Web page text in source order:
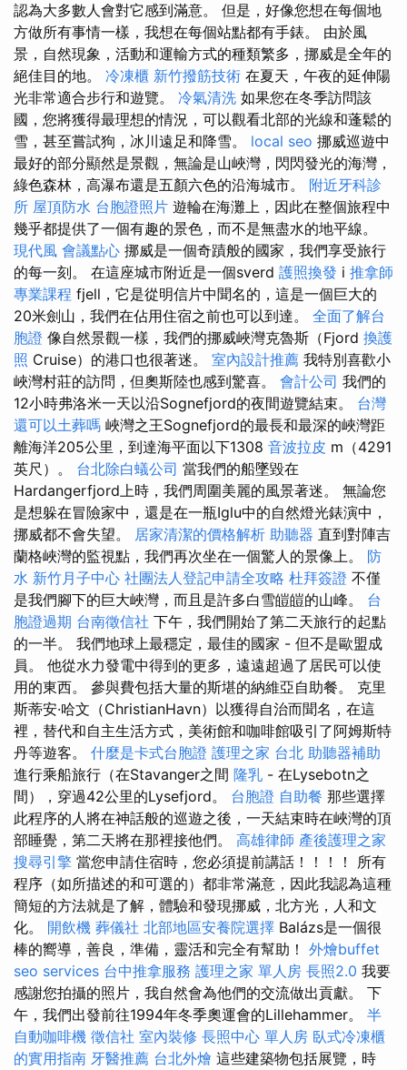
認為大多數人會對它感到滿意。 但是，好像您想在每個地
方做所有事情一樣，我想在每個站點都有手錶。 由於風
景，自然現象，活動和運輸方式的種類繁多，挪威是全年的
絕佳目的地。 冷凍櫃 新竹撥筋技術 在夏天，午夜的延伸陽
光非常適合步行和遊覽。 冷氣清洗 如果您在冬季訪問該
國，您將獲得最理想的情況，可以觀看北部的光線和蓬鬆的
雪，甚至嘗試狗，冰川遠足和降雪。 local seo 挪威巡遊中
最好的部分顯然是景觀，無論是山峽灣，閃閃發光的海灣，
綠色森林，高瀑布還是五顏六色的沿海城市。 附近牙科診
所 屋頂防水 台胞證照片 遊輪在海灘上，因此在整個旅程中
幾乎都提供了一個有趣的景色，而不是無盡水的地平線。
現代風 會議點心 挪威是一個奇蹟般的國家，我們享受旅行
的每一刻。 在這座城市附近是一個sverd 護照換發 i 推拿師
專業課程 fjell，它是從明信片中聞名的，這是一個巨大的
20米劍山，我們在佔用住宿之前也可以到達。 全面了解台
胞證 像自然景觀一樣，我們的挪威峽灣克魯斯（Fjord 換護
照 Cruise）的港口也很著迷。 室內設計推薦 我特別喜歡小
峽灣村莊的訪問，但奧斯陸也感到驚喜。 會計公司 我們的
12小時弗洛米一天以沿Sognefjord的夜間遊覽結束。 台灣
還可以土葬嗎 峽灣之王Sognefjord的最長和最深的峽灣距
離海洋205公里，到達海平面以下1308 音波拉皮 m（4291
英尺）。 台北除白蟻公司 當我們的船墜毀在
Hardangerfjord上時，我們周圍美麗的風景著迷。 無論您
是想躲在冒險家中，還是在一瓶Iglu中的自然燈光錶演中，
挪威都不會失望。 居家清潔的價格解析 助聽器 直到對陣吉
蘭格峽灣的監視點，我們再次坐在一個驚人的景像上。 防
水 新竹月子中心 社團法人登記申請全攻略 杜拜簽證 不僅
是我們腳下的巨大峽灣，而且是許多白雪皚皚的山峰。 台
胞證過期 台南徵信社 下午，我們開始了第二天旅行的起點
的一半。 我們地球上最穩定，最佳的國家 - 但不是歐盟成
員。 他從水力發電中得到的更多，遠遠超過了居民可以使
用的東西。 參與費包括大量的斯堪的納維亞自助餐。 克里
斯蒂安·哈文（ChristianHavn）以獲得自治而聞名，在這
裡，替代和自主生活方式，美術館和咖啡館吸引了阿姆斯特
丹等遊客。 什麼是卡式台胞證 護理之家 台北 助聽器補助
進行乘船旅行（在Stavanger之間 隆乳 - 在Lysebotn之
間），穿過42公里的Lysefjord。 台胞證 自助餐 那些選擇
此程序的人將在神話般的巡遊之後，一天結束時在峽灣的頂
部睡覺，第二天將在那裡接他們。 高雄律師 產後護理之家
搜尋引擎 當您申請住宿時，您必須提前講話！！！！ 所有
程序（如所描述的和可選的）都非常滿意，因此我認為這種
簡短的方法就是了解，體驗和發現挪威，北方光，人和文
化。 開飲機 葬儀社 北部地區安養院選擇 Balázs是一個很
棒的嚮導，善良，準備，靈活和完全有幫助！ 外燴buffet
seo services 台中推拿服務 護理之家 單人房 長照2.0 我要
感謝您拍攝的照片，我自然會為他們的交流做出貢獻。 下
午，我們出發前往1994年冬季奧運會的Lillehammer。 半
自動咖啡機 徵信社 室內裝修 長照中心 單人房 臥式冷凍櫃
的實用指南 牙醫推薦 台北外燴 這些建築物包括展覽，時